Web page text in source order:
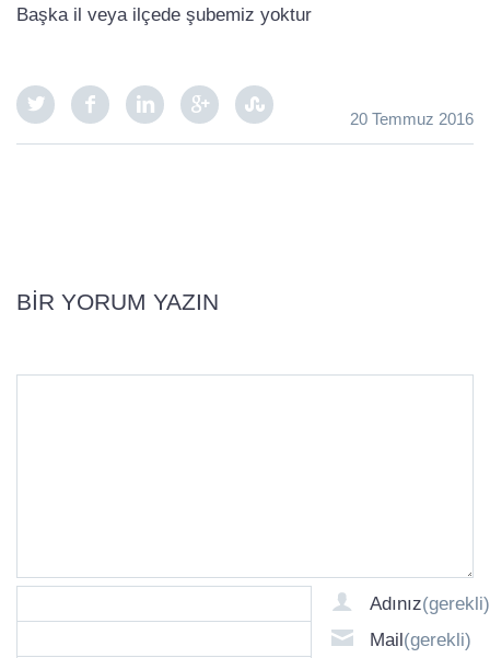
Başka il veya ilçede şubemiz yoktur
20 Temmuz 2016
BIR YORUM YAZIN
Adınız(gerekli)
Mail (gerekli)